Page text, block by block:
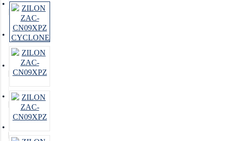
Увлажнители воздуха
Очистители воздуха
Осушители воздуха
Отопление
Вентиляция